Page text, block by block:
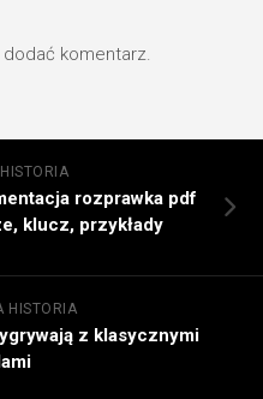
komentarz.
rozprawka pdf
klucz, przykłady
HISTORIA
z klasycznymi